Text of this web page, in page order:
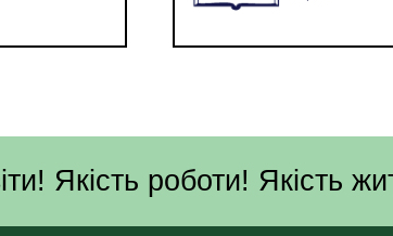
Якість роботи! Якість